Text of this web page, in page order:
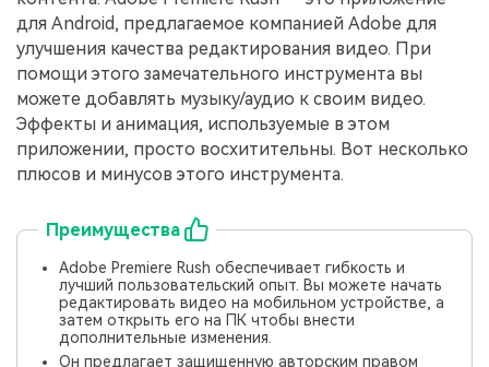
для Android, предлагаемое компанией Adobe для
улучшения качества редактирования видео. При
помощи этого замечательного инструмента вы
можете добавлять музыку/аудио к своим видео.
Эффекты и анимация, используемые в этом
приложении, просто восхитительны. Вот несколько
плюсов и минусов этого инструмента.
Преимущества
Adobe Premiere Rush обеспечивает гибкость и
лучший пользовательский опыт. Вы можете начать
редактировать видео на мобильном устройстве, а
затем открыть его на ПК чтобы внести
дополнительные изменения.
Он предлагает защищенную авторским правом